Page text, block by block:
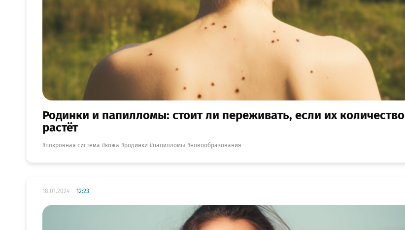
Родинки и папилломы: стоит ли переживать, если их количество
растёт
покровная система кожа родинки папилломы новообразования
18.01.2024 12:23